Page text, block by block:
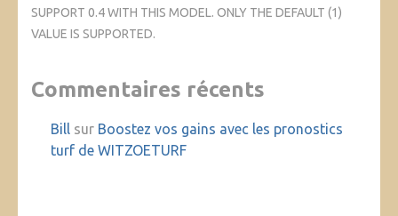
SUPPORT 0.4 WITH THIS MODEL. ONLY THE DEFAULT (1)
VALUE IS SUPPORTED.
Commentaires récents
Bill sur Boostez vos gains avec les pronostics
turf de WITZOETURF